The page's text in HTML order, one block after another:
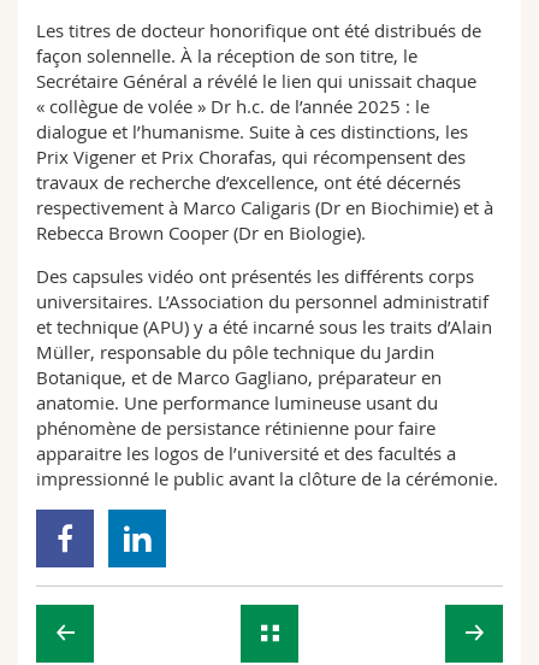
Les titres de docteur honorifique ont été distribués de
façon solennelle. À la réception de son titre, le
Secrétaire Général a révélé le lien qui unissait chaque
« collègue de volée » Dr h.c. de l’année 2025 : le
dialogue et l’humanisme. Suite à ces distinctions, les
Prix Vigener et Prix Chorafas, qui récompensent des
travaux de recherche d’excellence, ont été décernés
respectivement à Marco Caligaris (Dr en Biochimie) et à
Rebecca Brown Cooper (Dr en Biologie).
Des capsules vidéo ont présentés les différents corps
universitaires. L’Association du personnel administratif
et technique (APU) y a été incarné sous les traits d’Alain
Müller, responsable du pôle technique du Jardin
Botanique, et de Marco Gagliano, préparateur en
anatomie. Une performance lumineuse usant du
phénomène de persistance rétinienne pour faire
apparaitre les logos de l’université et des facultés a
impressionné le public avant la clôture de la cérémonie.